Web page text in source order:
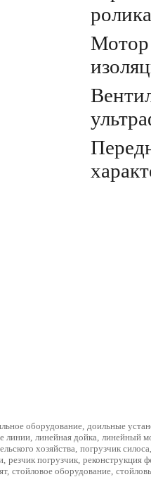
Мотор
оборудование, доильные
линии, линейная дойка, линейный
хозяйства, погрузчик силоса,
, резчик погрузчик, реконструкция
, стойловое оборудование,